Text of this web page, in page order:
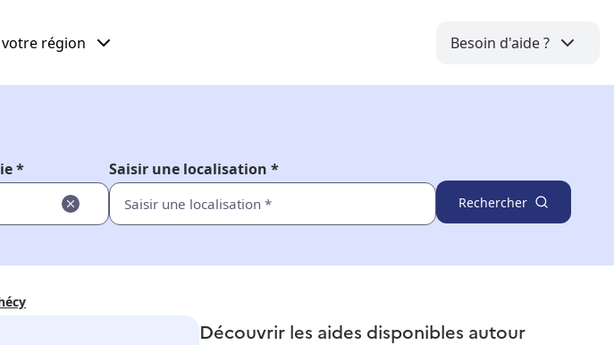
votre région Besoin d'aide ?
* Saisir une localisation *
Rechercher
Découvrir les aides disponibles autour